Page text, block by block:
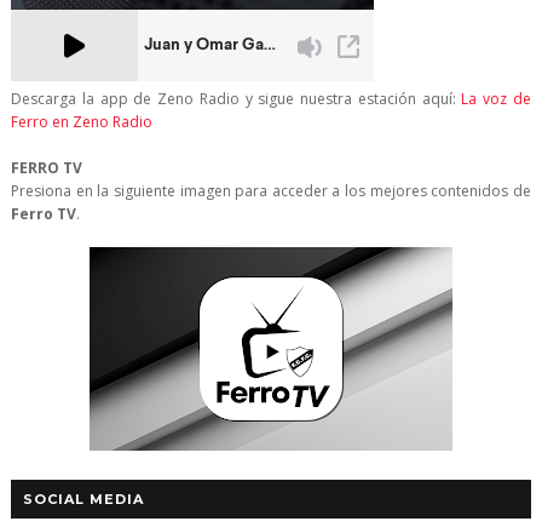
Descarga la app de Zeno Radio y sigue nuestra estación aquí: La voz de
Ferro en Zeno Radio
FERRO TV
Presiona en la siguiente imagen para acceder a los mejores contenidos de
Ferro TV.
SOCIAL MEDIA